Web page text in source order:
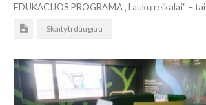
EDUKACIJOS PROGRAMA „Laukų reikalai“ – tai
Skaityti daugiau